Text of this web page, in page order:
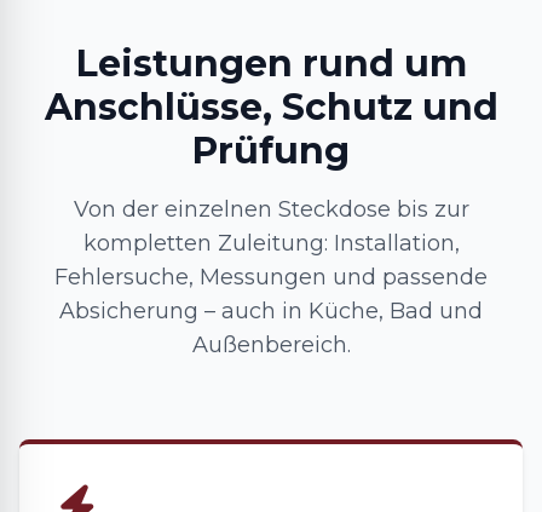
Leistungen rund um
Anschlüsse, Schutz und
Prüfung
Von der einzelnen Steckdose bis zur
kompletten Zuleitung: Installation,
Fehlersuche, Messungen und passende
Absicherung – auch in Küche, Bad und
Außenbereich.